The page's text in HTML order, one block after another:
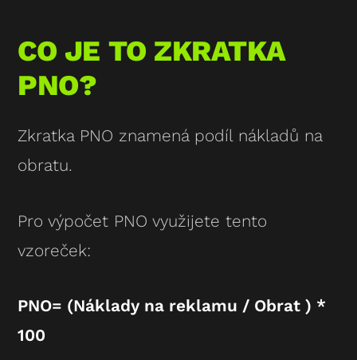
CO JE TO ZKRATKA
PNO?
Zkratka PNO znamená podíl nákladů na
obratu.
Pro výpočet PNO využijete tento
vzoreček:
PNO= (Náklady na reklamu / Obrat ) *
100